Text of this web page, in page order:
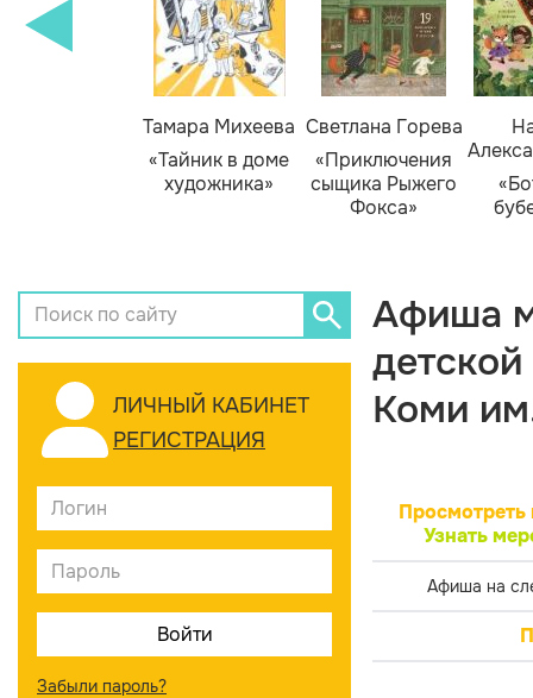
Тамара Михеева
«Тайник в доме
художника»
Светлана Горева
«Приключения
сыщика Рыжего
Фокса»
ЛИЧНЫЙ КАБИНЕТ
РЕГИСТРАЦИЯ
Забыли пароль?
Афиша
Коми
Просмотреть
Узнать
Афиша на